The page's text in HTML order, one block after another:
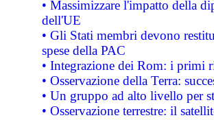
• Massimizzare l'impatto della
dell'UE
• Gli Stati membri devono
spese della PAC
• Integrazione dei Rom: i primi
• Osservazione della Terra:
• Un gruppo ad alto livello per
• Osservazione terrestre: il